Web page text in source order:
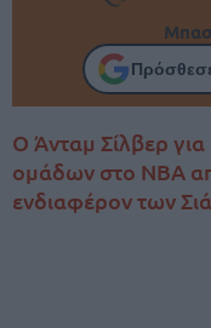
Ο Άνταμ Σίλβερ
ομάδων στο ΝΒΑ
ενδιαφέρον των